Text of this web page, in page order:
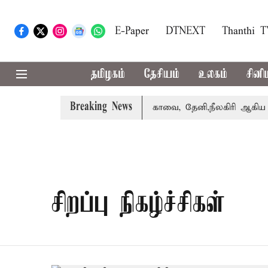
E-Paper DTNEXT Thanthi
தமிழகம் தேசியம் உலகம்
Breaking News
வாபஸ் பெற்றார் சங்கீதா கோவை, தேனி,நீலகிரி ஆகிய
சிறப்பு நிகழ்ச்சிகள்